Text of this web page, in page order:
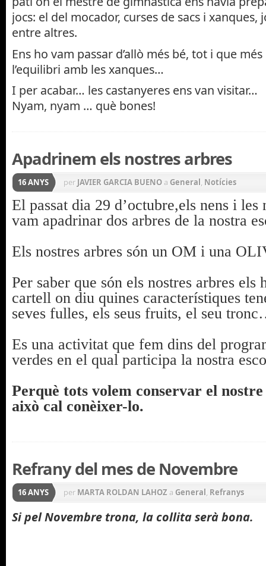
jocs: el del mocador, curses de sacs i xanques,
entre altres.
Ens ho vam passar d’allò més bé, tot i que
l’equilibri amb les xanques…
I per acabar… les castanyeres ens van visitar…
Nyam, nyam … què bones!
Apadrinem els nostres arbres
16 ANYS per JAVIER GARCIA BUENO a General, Notícies
El passat dia 29 d’octubre,els nens i les
vam apadrinar dos arbres de la nostra
Els nostres arbres són un OM i una
Per saber que són els nostres arbres els
cartell on diu quines característiques
seves fulles, els seus fruits, el seu
Es una activitat que fem dins del
verdes en el qual participa la nostra
Perquè tots volem conservar el
això cal conèixer-lo.
Refrany del mes de Novembre
16 ANYS per MARTA ROLDAN LAHOZ a General, Refranys
Si pel Novembre trona, la collita serà bona.